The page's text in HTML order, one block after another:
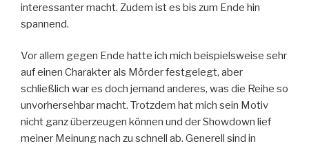
interessanter macht. Zudem ist es bis zum Ende hin
spannend.
Vor allem gegen Ende hatte ich mich beispielsweise sehr
auf einen Charakter als Mörder festgelegt, aber
schließlich war es doch jemand anderes, was die Reihe so
unvorhersehbar macht. Trotzdem hat mich sein Motiv
nicht ganz überzeugen können und der Showdown lief
meiner Meinung nach zu schnell ab. Generell sind in